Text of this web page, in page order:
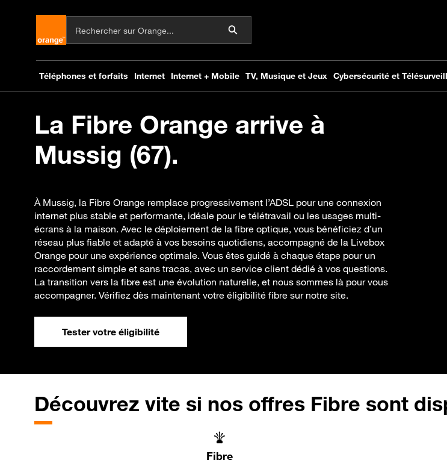
La Fibre Orange arrive à
Mussig (67).
À Mussig, la Fibre Orange remplace progressivement l’ADSL pour une connexion
internet plus stable et performante, idéale pour le télétravail ou les usages multi-
écrans à la maison. Avec le déploiement de la fibre optique, vous bénéficiez d’un
réseau plus fiable et adapté à vos besoins quotidiens, accompagné de la Livebox
Orange pour une expérience optimale. Vous êtes guidé à chaque étape pour un
raccordement simple et sans tracas, avec un service client dédié à vos questions.
La transition vers la fibre est une évolution naturelle, et nous sommes là pour vous
accompagner. Vérifiez dès maintenant votre éligibilité fibre sur notre site.
Tester votre éligibilité
Découvrez vite si nos offres Fibre sont
Fibre